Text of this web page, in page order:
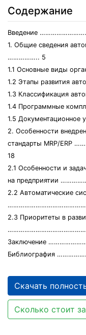
Содержание
Введение
1. Общие сведения
…………….. 5
1.1 Основные виды
1.2 Этапы развития
1.3 Классификация
1.4 Программные
1.5 Документационное
2. Особенности
стандарты MRP/
18
2.1 Особенности и
на предприятии
2.2 Автоматические
2.3 Приоритеты в
Заключение
Библиография
Скачать
Сколько стоит